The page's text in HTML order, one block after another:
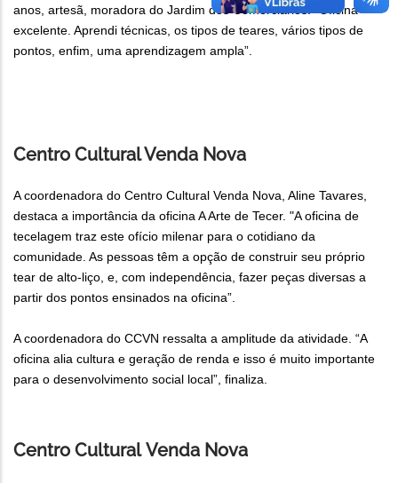
anos, artesã, moradora do Jardim dos Comerciários. “Oficina
excelente. Aprendi técnicas, os tipos de teares, vários tipos de
pontos, enfim, uma aprendizagem ampla”.
Centro Cultural Venda Nova
A coordenadora do Centro Cultural Venda Nova, Aline Tavares,
destaca a importância da oficina A Arte de Tecer. "A oficina de
tecelagem traz este ofício milenar para o cotidiano da
comunidade. As pessoas têm a opção de construir seu próprio
tear de alto-liço, e, com independência, fazer peças diversas a
partir dos pontos ensinados na oficina”.
A coordenadora do CCVN ressalta a amplitude da atividade. “A
oficina alia cultura e geração de renda e isso é muito importante
para o desenvolvimento social local”, finaliza.
Centro Cultural Venda Nova